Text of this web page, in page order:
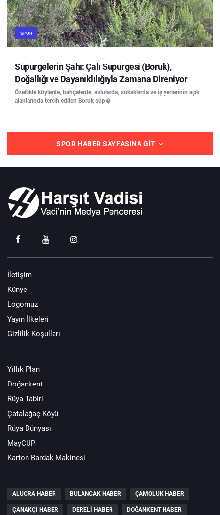
SPOR
Süpürgelerin Şahı: Çalı Süpürgesi (Boruk),
Doğallığı ve Dayanıklılığıyla Zamana Direniyor
Özellikle köylerde, bahçelerde, avlularda, sokaklarda ve iş yerlerinin açık
alanlarında tercih edilen Boruk süp�
SPOR HABER SAYFASINA GIT
İletişim
Künye
Logomuz
Yayın İlkeleri
Gizlilik Koşulları
Yıllık Plan
Doğankent
Rüya Tabiri
Çatalağaç Köyü
Rüya Dünyası
MayCUP
Karton Bardak Makinesi
ALUCRA HABER BULANCAK HABER ÇAMOLUK HABER
ÇANAKÇI HABER DERELI HABER DOĞANKENT HABER